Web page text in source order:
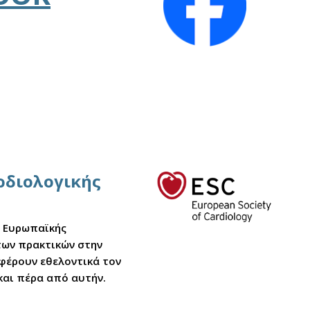
πρακτικών στην
εθελοντικά τον
πέρα από αυτήν.